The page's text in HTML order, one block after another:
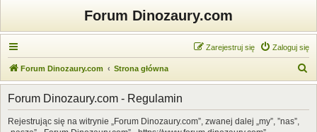
Forum Dinozaury.com
Zaloguj się
Zarejestruj się
Forum Dinozaury.com Strona główna
z
Forum Dinozaury.com - Regulamin
Rejestrując się na witrynie „Forum Dinozaury.com”, zwanej dalej „my”, ”nas”,